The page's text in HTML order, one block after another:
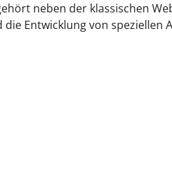
neben der klassischen
Entwicklung von speziellen